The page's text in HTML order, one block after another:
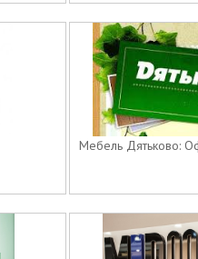
Мебель Дятьково: